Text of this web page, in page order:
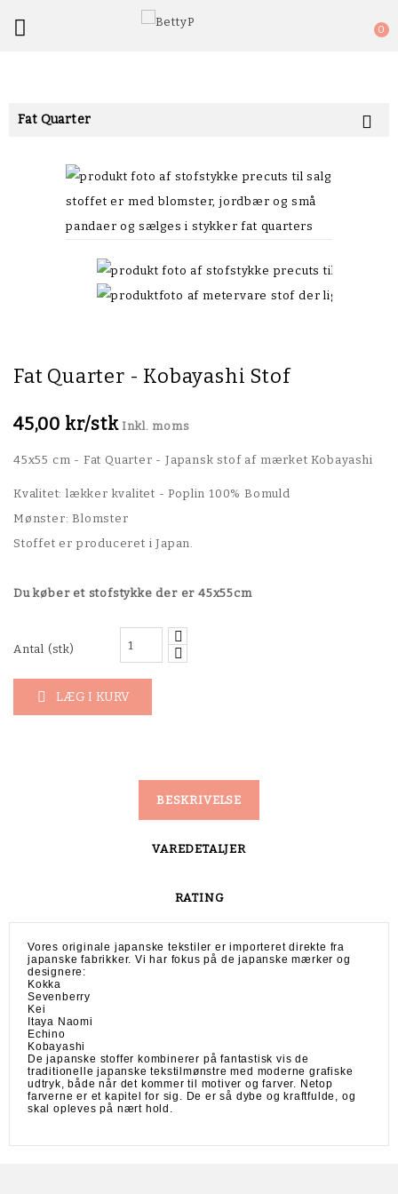
 0
Fat Quarter 
Fat Quarter - Kobayashi Stof
45,00 kr/stk Inkl. moms
45x55 cm - Fat Quarter - Japansk stof af mærket Kobayashi
Kvalitet: lækker kvalitet - Poplin 100% Bomuld
Mønster: Blomster
Stoffet er produceret i Japan.
Du køber et stofstykke der er 45x55cm
Antal (stk)
 LÆG I KURV
BESKRIVELSE
VAREDETALJER
RATING
Vores originale japanske tekstiler er importeret direkte fra
japanske fabrikker. Vi har fokus på de japanske mærker og
designere:
Kokka
Sevenberry
Kei
Itaya Naomi
Echino
Kobayashi
De japanske stoffer kombinerer på fantastisk vis de
traditionelle japanske tekstilmønstre med moderne grafiske
udtryk, både når det kommer til motiver og farver. Netop
farverne er et kapitel for sig. De er så dybe og kraftfulde, og
skal opleves på nært hold.